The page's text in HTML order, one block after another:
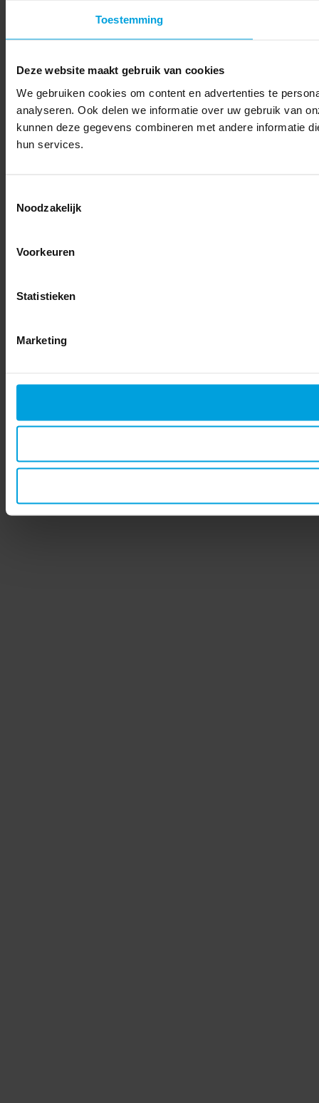
Toestemming
Deze website maakt gebruik van cookies
We gebruiken cookies om content en advertenties te
analyseren. Ook delen we informatie over uw gebruik van
kunnen deze gegevens combineren met andere informatie
hun services.
Noodzakelijk
Voorkeuren
Statistieken
Marketing